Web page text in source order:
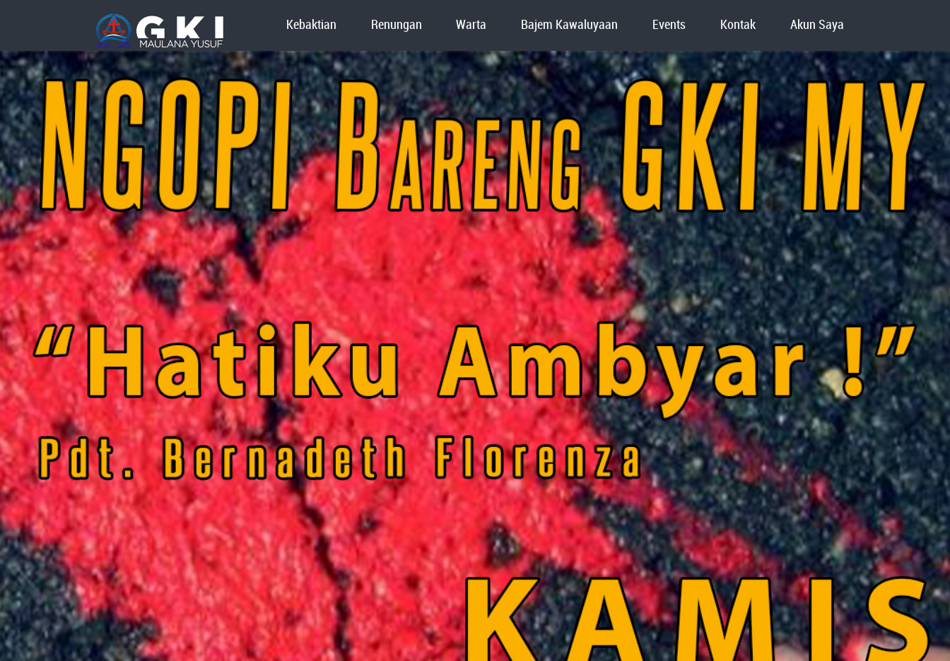
Kebaktian Renungan Warta Bajem Kawaluyaan Events Kontak Akun Saya